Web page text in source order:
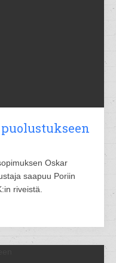
Oskar
saapuu Poriin
riveistä.